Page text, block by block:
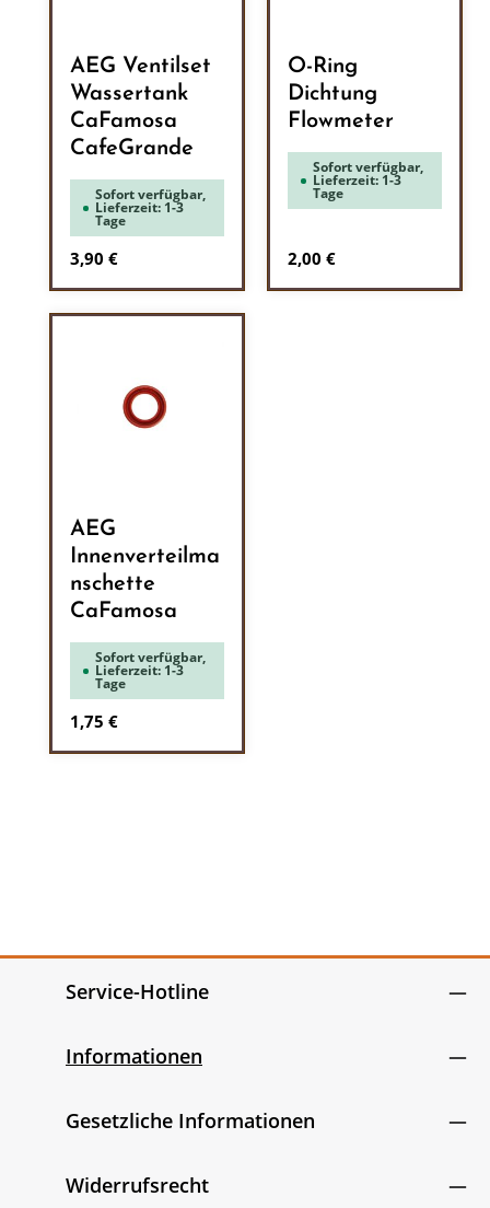
AEG Ventilset
Wassertank
CaFamosa
CafeGrande
Sofort verfügbar,
Lieferzeit: 1-3
Tage
Regulärer Preis:
3,90 €
O-Ring
Dichtung
Flowmeter
Sofort verfügbar,
Lieferzeit: 1-3
Tage
Regulärer Preis:
2,00 €
AEG
Innenverteilma
nschette
CaFamosa
Sofort verfügbar,
Lieferzeit: 1-3
Tage
Regulärer Preis:
1,75 €
Service-Hotline
Informationen
Gesetzliche Informationen
Widerrufsrecht